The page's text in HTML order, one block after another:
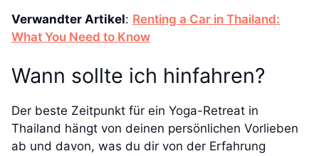
Verwandter Artikel: Renting a Car in Thailand:
What You Need to Know
Wann sollte ich hinfahren?
Der beste Zeitpunkt für ein Yoga-Retreat in
Thailand hängt von deinen persönlichen Vorlieben
ab und davon, was du dir von der Erfahrung